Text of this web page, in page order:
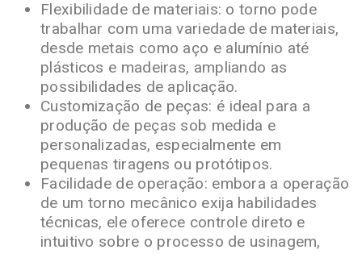
Flexibilidade de materiais: o torno pode
trabalhar com uma variedade de materiais,
desde metais como aço e alumínio até
plásticos e madeiras, ampliando as
possibilidades de aplicação.
Customização de peças: é ideal para a
produção de peças sob medida e
personalizadas, especialmente em
pequenas tiragens ou protótipos.
Facilidade de operação: embora a operação
de um torno mecânico exija habilidades
técnicas, ele oferece controle direto e
intuitivo sobre o processo de usinagem,